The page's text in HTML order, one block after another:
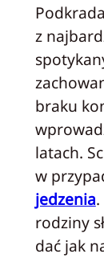
z
braku
latach.
w
jedzenia
rodziny
dać jak